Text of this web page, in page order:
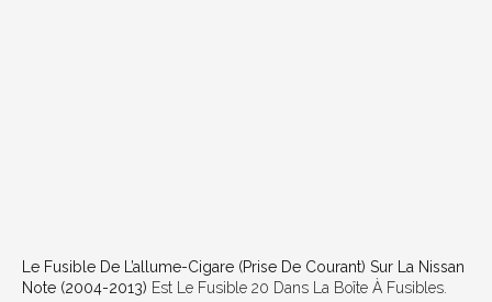
Le Fusible De L’allume-Cigare (prise De Courant) Sur La Nissan
Note (2004-2013) Est Le Fusible 20 Dans La Boîte À Fusibles.